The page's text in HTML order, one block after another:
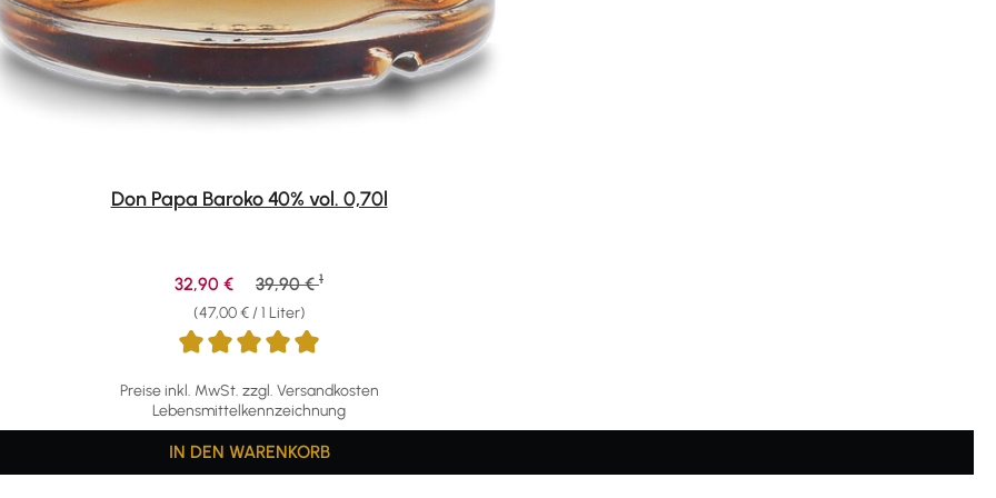
Don Papa Baroko 40% vol. 0,70l
Preise inkl. MwSt. zzgl. Versandkosten
Lebensmittelkennzeichnung
(47,00 € / 1 Liter)
Verkaufspreis:
32,90 € Regulärer Preis:
39,90 € 1
IN DEN WARENKORB